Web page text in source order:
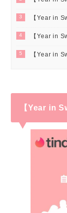
3 【Year in
4 【Year in
5 【Year in
【Year in